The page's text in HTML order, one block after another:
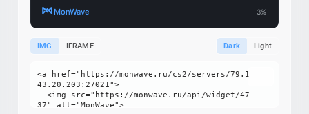
IMG IFRAME Dark Light